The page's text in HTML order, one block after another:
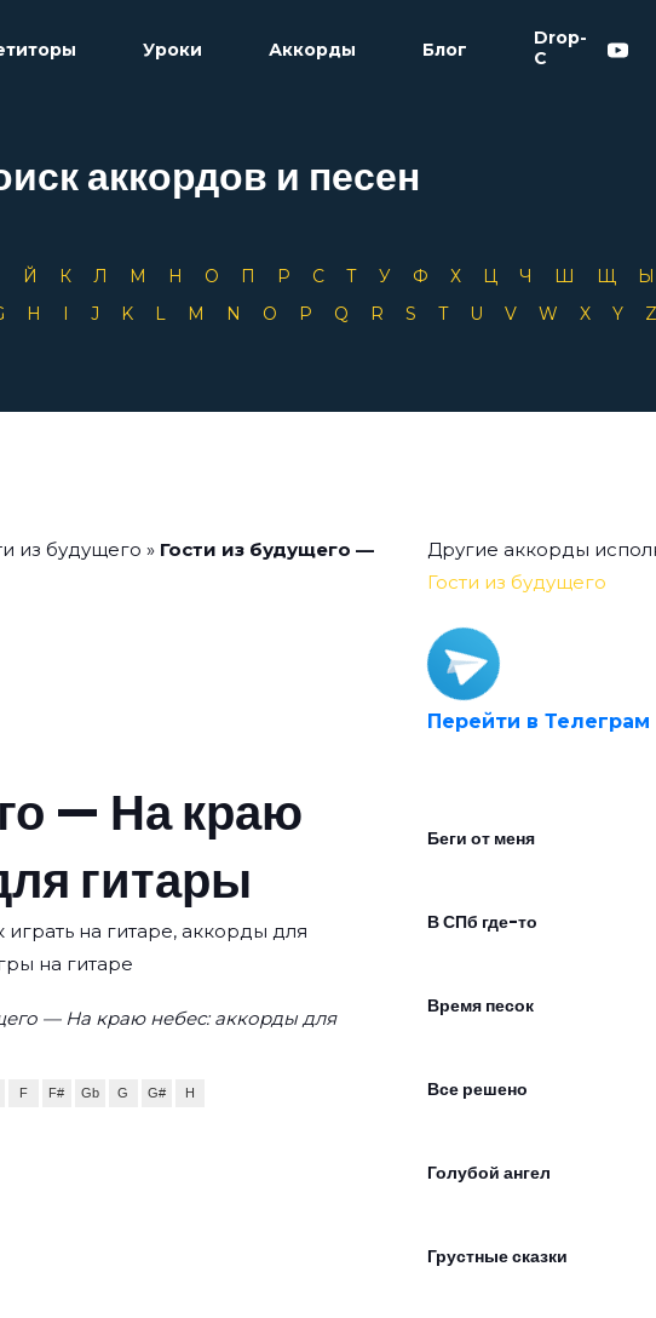
Уроки Аккорды Блог
Drop-
C
аккордов и песен
Й К Л М Н О П Р С Т У Ф Х Ц Ч Ш Щ
H I J K L M N O P Q R S T U V W X Y
из будущего » Гости из будущего —
— На краю
гитары
на гитаре, аккорды для
на гитаре
— На краю небес: аккорды для
F F# Gb G G# H
Другие аккорды
Гости из будущего
Перейти в Телеграм
Беги от меня
В СПб где-то
Время песок
Все решено
Голубой ангел
Грустные сказки